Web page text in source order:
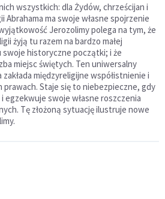
wszystkich: dla Żydów, chrześcijan i
Abrahama ma swoje własne spojrzenie
Jerozolimy polega na tym, że
żyją tu razem na bardzo małej
historyczne początki; i że
miejsc świętych. Ten uniwersalny
międzyreligijne współistnienie i
Staje się to niebezpieczne, gdy
swoje własne roszczenia
Tę złożoną sytuację ilustruje nowe